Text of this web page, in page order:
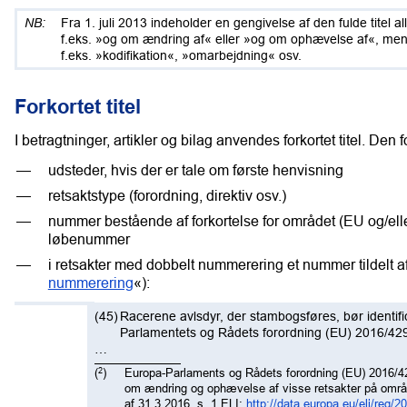
Fra 1. juli 2013 indeholder en gengivelse af den fulde titel
f.eks. »og om ændring af« eller »og om ophævelse af«,
f.eks. »kodifikation«, »omarbejdning« osv.
Forkortet titel
I betragtninger, artikler og bilag anvendes forkortet titel. Den
udsteder, hvis der er tale om første henvisning
retsaktstype (forordning, direktiv osv.)
nummer bestående af forkortelse for området (EU og/
løbenummer
i retsakter med dobbelt nummerering et nummer tildelt
nummerering«):
(45) Racerene avlsdyr, der stambogsføres, bør
Parlamentets og Rådets forordning (EU) 2016/
(2)
Europa-Parlaments og Rådets forordning (EU)
om ændring og ophævelse af visse retsakter på
af 31.3.2016, s. 1,ELI: http://data.europa.eu/eli/reg/